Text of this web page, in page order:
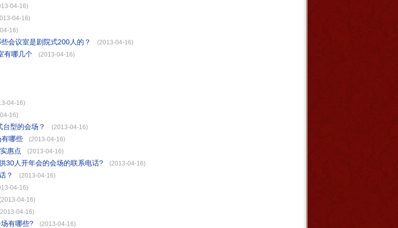
04-16)
04-16)
16)
会议室是剧院式200人的？ (2013-04-16)
有哪几个 (2013-04-16)
04-16)
16)
型的会场？ (2013-04-16)
哪些 (2013-04-16)
惠点 (2013-04-16)
30人开年会的会场的联系电话? (2013-04-16)
？ (2013-04-16)
04-16)
(2013-04-16)
04-16)
有哪些? (2013-04-16)